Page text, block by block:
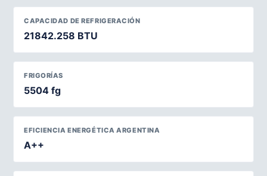
CAPACIDAD DE REFRIGERACIÓN
21842.258 BTU
FRIGORÍAS
5504 fg
EFICIENCIA ENERGÉTICA ARGENTINA
A++